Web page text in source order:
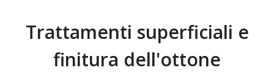
Trattamenti superficiali e
finitura dell'ottone